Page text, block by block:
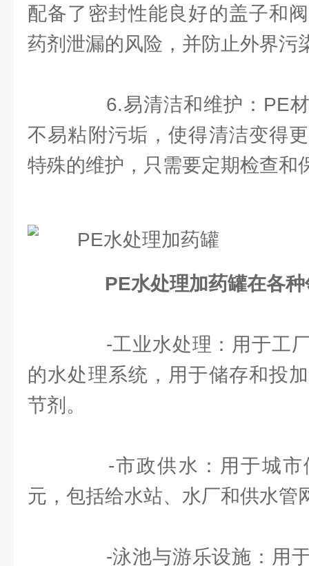
配备了密封性能良好的盖子和
药剂泄漏的风险，并防止外界污
6.易清洁和维护：PE材
不易粘附污垢，使得清洁变得
特殊的维护，只需要定期检查和
PE水处理加药罐在各
-工业水处理：用于工厂
的水处理系统，用于储存和投
节剂。
-市政供水：用于城市
元，包括给水站、水厂和供水管
-泳池与游乐设施：用于